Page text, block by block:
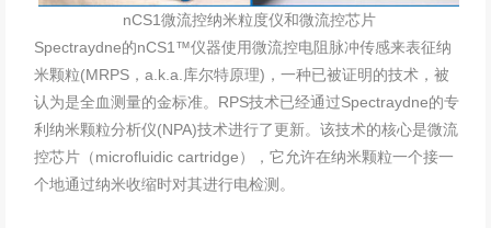
nCS1微流控纳米粒度仪和微流控芯片
Spectraydne的nCS1™仪器使用微流控电阻脉冲传感来表征纳
米颗粒(MRPS，a.k.a.库尔特原理)，一种已被证明的技术，被
认为是全血测量的金标准。RPS技术已经通过Spectraydne的专
利纳米颗粒分析仪(NPA)技术进行了更新。该技术的核心是微流
控芯片（microfluidic cartridge），它允许在纳米颗粒一个接一
个地通过纳米收缩时对其进行电检测。